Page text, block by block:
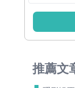
推薦文